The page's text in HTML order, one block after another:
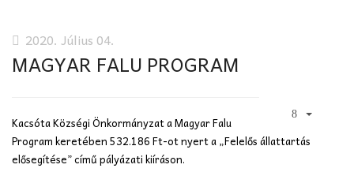
2020. Július 04.
MAGYAR FALU PROGRAM
Kacsóta Községi Önkormányzat a Magyar Falu
Program keretében 532.186 Ft-ot nyert a „Felelős állattartás
elősegítése” című pályázati kiíráson.